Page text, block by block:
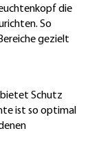
die
So
gezielt
Schutz
ist so optimal